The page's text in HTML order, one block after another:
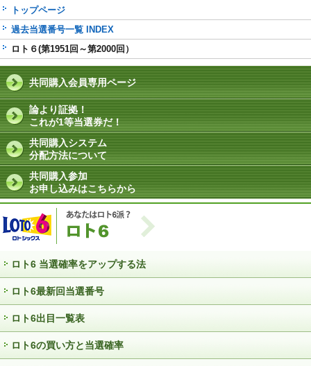
トップページ
過去当選番号一覧 INDEX
ロト６(第1951回～第2000回）
共同購入会員専用ページ
論より証拠！
これが1等当選券だ！
共同購入システム
分配方法について
共同購入参加
お申し込みはこちらから
ロト6 当選確率をアップする法
ロト6最新回当選番号
ロト6出目一覧表
ロト6の買い方と当選確率